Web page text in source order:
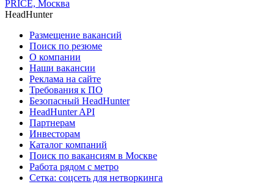
PRICE, Москва
HeadHunter
Размещение вакансий
Поиск по резюме
О компании
Наши вакансии
Реклама на сайте
Требования к ПО
Безопасный HeadHunter
HeadHunter API
Партнерам
Инвесторам
Каталог компаний
Поиск по вакансиям в Москве
Работа рядом с метро
Сетка: соцсеть для нетворкинга